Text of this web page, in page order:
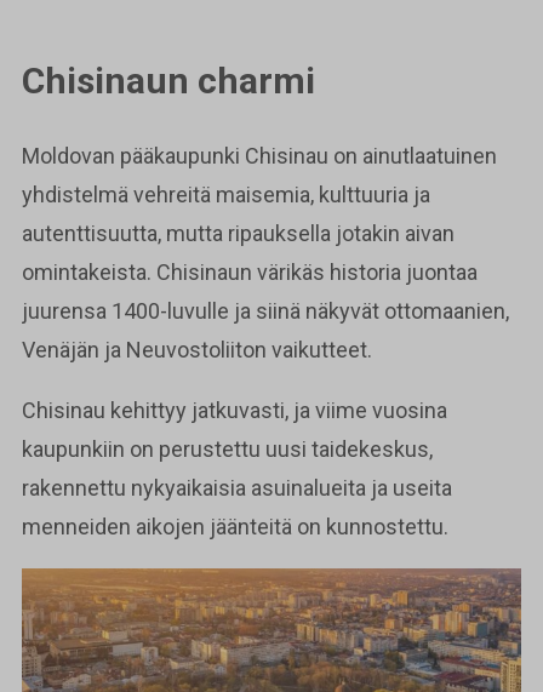
Chisinaun charmi
Moldovan pääkaupunki Chisinau on ainutlaatuinen
yhdistelmä vehreitä maisemia, kulttuuria ja
autenttisuutta, mutta ripauksella jotakin aivan
omintakeista. Chisinaun värikäs historia juontaa
juurensa 1400-luvulle ja siinä näkyvät ottomaanien,
Venäjän ja Neuvostoliiton vaikutteet.
Chisinau kehittyy jatkuvasti, ja viime vuosina
kaupunkiin on perustettu uusi taidekeskus,
rakennettu nykyaikaisia asuinalueita ja useita
menneiden aikojen jäänteitä on kunnostettu.